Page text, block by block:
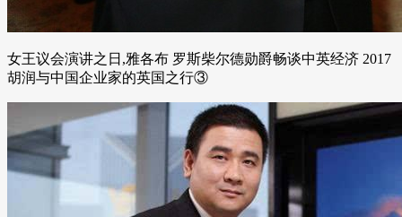
女王议会演讲之日,雅各布 罗斯柴尔德勋爵畅谈中英经济 2017
胡润与中国企业家的英国之行③